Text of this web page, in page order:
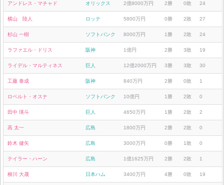
アンドレス・マチャド オリックス 2億8000万円 2勝 0敗 24
横山 陸人 ロッテ 5800万円 0勝 2敗 27
杉山 一樹 ソフトバンク 8000万円 1勝 2敗 24
ラファエル・ドリス 阪神 1億円 2勝 3敗 19
ライデル・マルティネス 巨人 12億2000万円 3勝 3敗 30
工藤 泰成 阪神 840万円 2勝 0敗 1
ロベルト・オスナ ソフトバンク 10億円 1勝 2敗 0
田中 瑛斗 巨人 4650万円 1勝 2敗 2
高 太一 広島 1800万円 2勝 2敗 0
鈴木 健矢 広島 3000万円 0勝 1敗 0
テイラー・ハーン 広島 1億1625万円 2勝 2敗 1
柳川 大晟 日本ハム 3400万円 4勝 0敗 19